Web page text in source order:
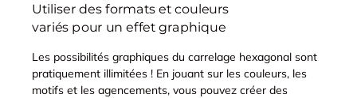
Utiliser des formats et couleurs
variés pour un effet graphique
Les possibilités graphiques du carrelage hexagonal sont
pratiquement illimitées ! En jouant sur les couleurs, les
motifs et les agencements, vous pouvez créer des